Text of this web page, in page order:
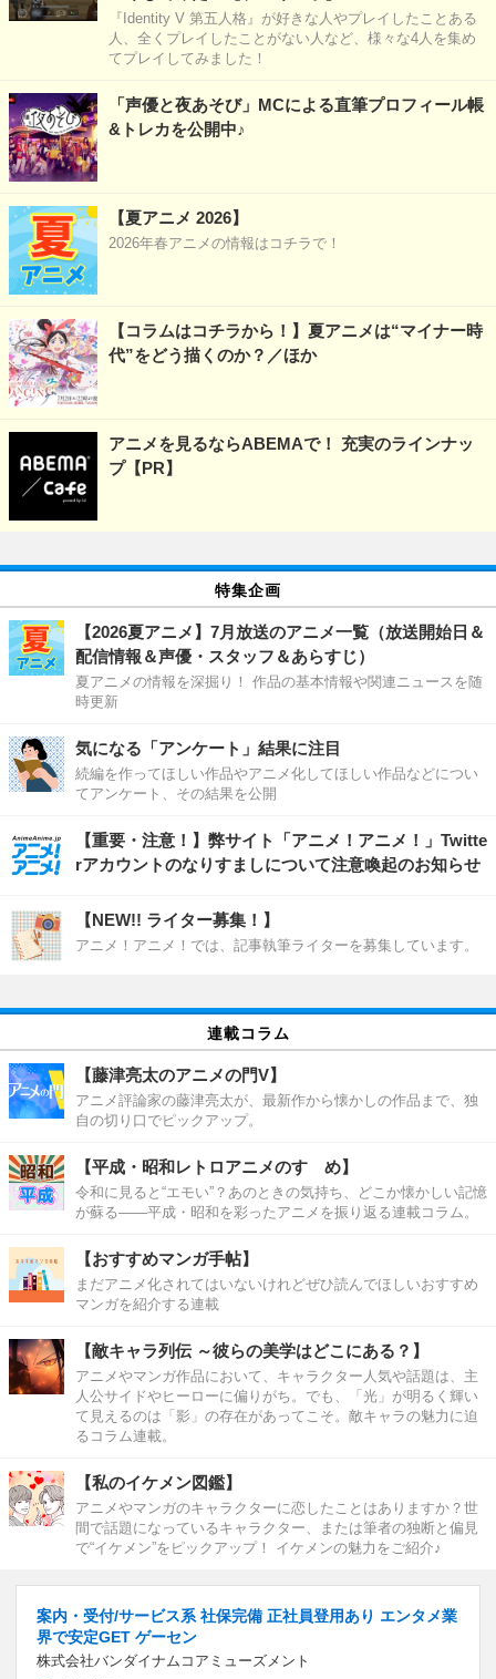
『Identity V 第五人格』が好きな人やプレイしたことある
人、全くプレイしたことがない人など、様々な4人を集め
てプレイしてみました！
「声優と夜あそび」MCによる直筆プロフィール帳
&トレカを公開中♪
【夏アニメ 2026】
2026年春アニメの情報はコチラで！
【コラムはコチラから！】夏アニメは“マイナー時
代”をどう描くのか？／ほか
アニメを見るならABEMAで！ 充実のラインナッ
プ【PR】
特集企画
【2026夏アニメ】7月放送のアニメ一覧（放送開始日＆
配信情報＆声優・スタッフ＆あらすじ）
夏アニメの情報を深掘り！ 作品の基本情報や関連ニュースを随
時更新
気になる「アンケート」結果に注目
続編を作ってほしい作品やアニメ化してほしい作品などについ
てアンケート、その結果を公開
【重要・注意！】弊サイト「アニメ！アニメ！」Twitte
rアカウントのなりすましについて注意喚起のお知らせ
【NEW!! ライター募集！】
アニメ！アニメ！では、記事執筆ライターを募集しています。
連載コラム
【藤津亮太のアニメの門V】
アニメ評論家の藤津亮太が、最新作から懐かしの作品まで、独
自の切り口でピックアップ。
【平成・昭和レトロアニメのすゝめ】
令和に見ると“エモい”？あのときの気持ち、どこか懐かしい記憶
が蘇る――平成・昭和を彩ったアニメを振り返る連載コラム。
【おすすめマンガ手帖】
まだアニメ化されてはいないけれどぜひ読んでほしいおすすめ
マンガを紹介する連載
【敵キャラ列伝 ～彼らの美学はどこにある？】
アニメやマンガ作品において、キャラクター人気や話題は、主
人公サイドやヒーローに偏りがち。でも、「光」が明るく輝い
て見えるのは「影」の存在があってこそ。敵キャラの魅力に迫
るコラム連載。
【私のイケメン図鑑】
アニメやマンガのキャラクターに恋したことはありますか？世
間で話題になっているキャラクター、または筆者の独断と偏見
で“イケメン”をピックアップ！ イケメンの魅力をご紹介♪
案内・受付/サービス系 社保完備 正社員登用あり エンタメ業
界で安定GET ゲーセン
株式会社バンダイナムコアミューズメント